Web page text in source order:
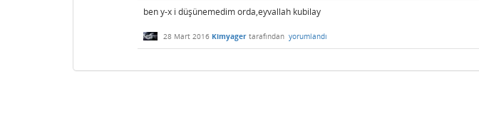
ben y-x i düşünemedim orda,eyvallah kubilay
28 Mart 2016 Kimyager tarafından yorumlandı